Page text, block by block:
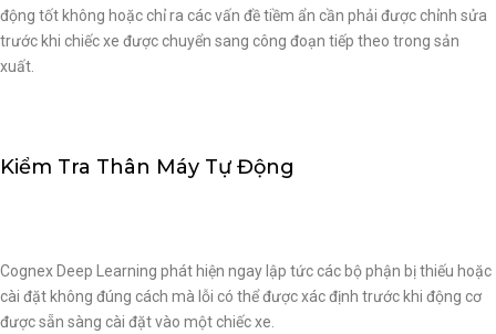
động tốt không hoặc chỉ ra các vấn đề tiềm ẩn cần phải được chỉnh sửa
trước khi chiếc xe được chuyển sang công đoạn tiếp theo trong sản
xuất.
Kiểm Tra Thân Máy Tự Động
Cognex Deep Learning phát hiện ngay lập tức các bộ phận bị thiếu hoặc
cài đặt không đúng cách mà lỗi có thể được xác định trước khi động cơ
được sẵn sàng cài đặt vào một chiếc xe.